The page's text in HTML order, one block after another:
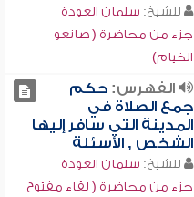
للشيخ: سلمان العودة
جزء من محاضرة ( صانعو
الخيام)
الفهرس:حكم
جمع الصلاة في
المدينة التي سافر إليها
الشخص , الأسئلة
للشيخ: سلمان العودة
جزء من محاضرة ( لقاء مفتوح